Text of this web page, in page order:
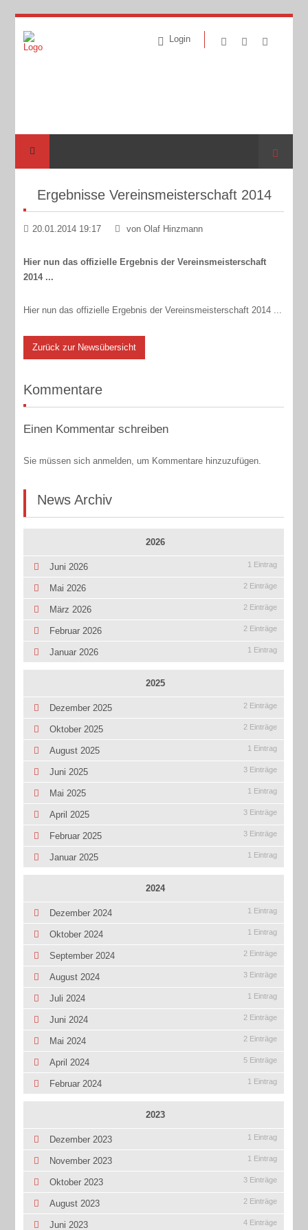
Login
Suche
Ergebnisse Vereinsmeisterschaft 2014
20.01.2014 19:17 von Olaf Hinzmann
Hier nun das offizielle Ergebnis der Vereinsmeisterschaft
2014 ...
Hier nun das offizielle Ergebnis der Vereinsmeisterschaft 2014 ...
Zurück zur Newsübersicht
Kommentare
Einen Kommentar schreiben
Sie müssen sich anmelden, um Kommentare hinzuzufügen.
News Archiv
2026
Juni 2026 1 Eintrag
Mai 2026 2 Einträge
März 2026 2 Einträge
Februar 2026 2 Einträge
Januar 2026 1 Eintrag
2025
Dezember 2025 2 Einträge
Oktober 2025 2 Einträge
August 2025 1 Eintrag
Juni 2025 3 Einträge
Mai 2025 1 Eintrag
April 2025 3 Einträge
Februar 2025 3 Einträge
Januar 2025 1 Eintrag
2024
Dezember 2024 1 Eintrag
Oktober 2024 1 Eintrag
September 2024 2 Einträge
August 2024 3 Einträge
Juli 2024 1 Eintrag
Juni 2024 2 Einträge
Mai 2024 2 Einträge
April 2024 5 Einträge
Februar 2024 1 Eintrag
2023
Dezember 2023 1 Eintrag
November 2023 1 Eintrag
Oktober 2023 3 Einträge
August 2023 2 Einträge
Juni 2023 4 Einträge